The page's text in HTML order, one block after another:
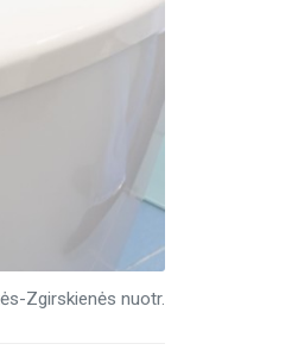
Zgirskienės nuotr.